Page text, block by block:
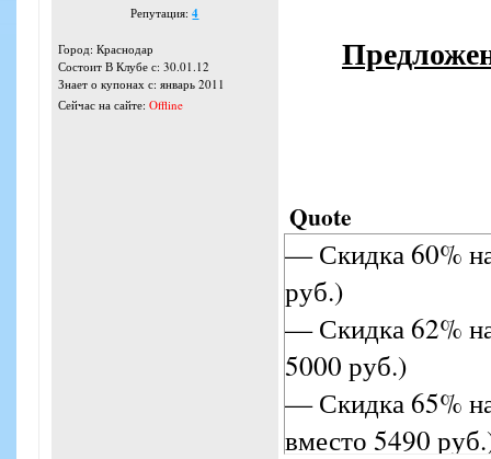
Репутация:4
Город: Краснодар
Состоит В Клубе с: 30.01.12
Знает о купонах с: январь 2011
Сейчас на сайте: Offline
Quote
— Скидка 60%
руб.)
— Скидка 62%
5000 руб.)
— Скидка 65%
вместо 5490